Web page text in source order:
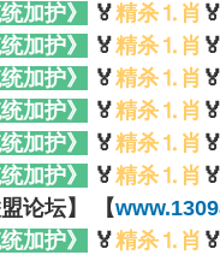
统加护》 🏅精杀⒈肖
统加护》 🏅精杀⒈肖
统加护》 🏅精杀⒈肖
统加护》 🏅精杀⒈肖
统加护》 🏅精杀⒈肖
统加护》 🏅精杀⒈肖
盟论坛】 【
统加护》 🏅精杀⒈肖